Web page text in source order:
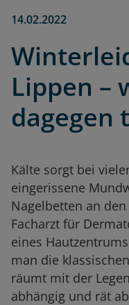
14.02.2022
Lippen –
dagegen
Kälte sorgt bei
eingerissene
Nagelbetten an
Facharzt für
eines
man die
räumt mit der
abhängig und rät